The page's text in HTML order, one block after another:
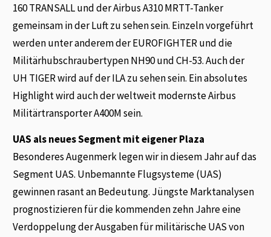
160 TRANSALL und der Airbus A310 MRTT-Tanker
gemeinsam in der Luft zu sehen sein. Einzeln vorgeführt
werden unter anderem der EUROFIGHTER und die
Militärhubschraubertypen NH90 und CH-53. Auch der
UH TIGER wird auf der ILA zu sehen sein. Ein absolutes
Highlight wird auch der weltweit modernste Airbus
Militärtransporter A400M sein.
UAS als neues Segment mit eigener Plaza
Besonderes Augenmerk legen wir in diesem Jahr auf das
Segment UAS. Unbemannte Flugsysteme (UAS)
gewinnen rasant an Bedeutung. Jüngste Marktanalysen
prognostizieren für die kommenden zehn Jahre eine
Verdoppelung der Ausgaben für militärische UAS von